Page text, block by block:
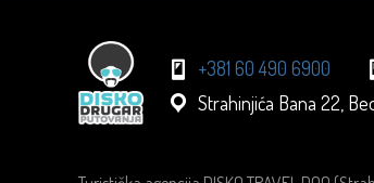
+381 60 490 6900
Strahinjića Bana 22,